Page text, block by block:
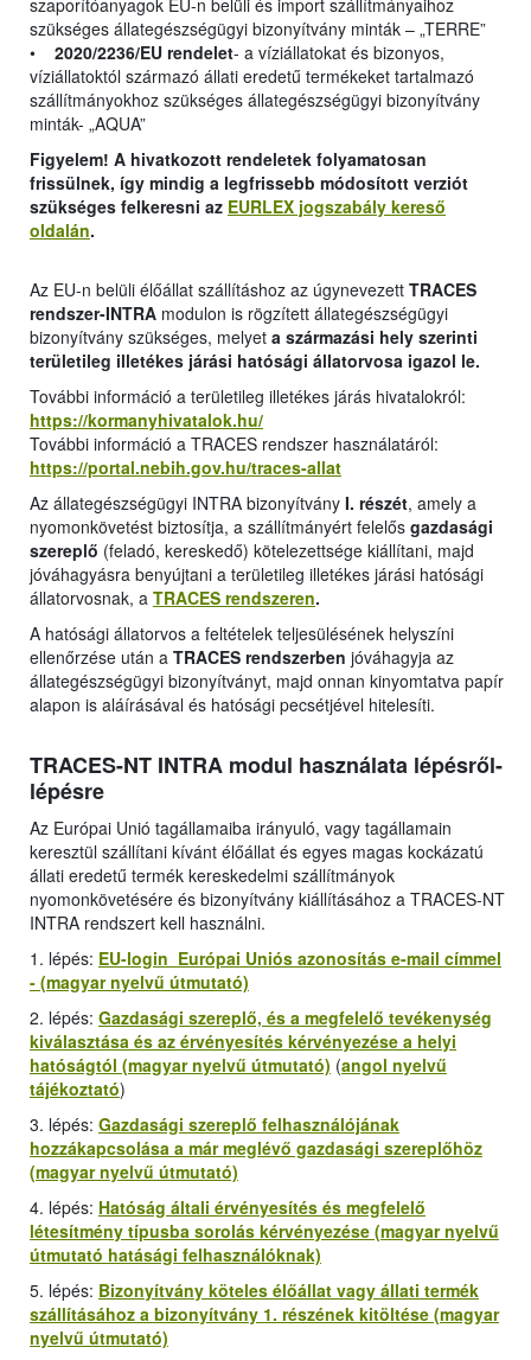
szaporítóanyagok EU-n belüli és import szállítmányaihoz
szükséges állategészségügyi bizonyítvány minták – „TERRE”
• 2020/2236/EU rendelet- a víziállatokat és bizonyos,
víziállatoktól származó állati eredetű termékeket tartalmazó
szállítmányokhoz szükséges állategészségügyi bizonyítvány
minták- „AQUA”
Figyelem! A hivatkozott rendeletek folyamatosan
frissülnek, így mindig a legfrissebb módosított verziót
szükséges felkeresni az EURLEX jogszabály kereső
oldalán.
Az EU-n belüli élőállat szállításhoz az úgynevezett TRACES
rendszer-INTRA modulon is rögzített állategészségügyi
bizonyítvány szükséges, melyet a származási hely szerinti
területileg illetékes járási hatósági állatorvosa igazol le.
További információ a területileg illetékes járás hivatalokról:
https://kormanyhivatalok.hu/
További információ a TRACES rendszer használatáról:
https://portal.nebih.gov.hu/traces-allat
Az állategészségügyi INTRA bizonyítvány I. részét, amely a
nyomonkövetést biztosítja, a szállítmányért felelős gazdasági
szereplő (feladó, kereskedő) kötelezettsége kiállítani, majd
jóváhagyásra benyújtani a területileg illetékes járási hatósági
állatorvosnak, a TRACES rendszeren.
A hatósági állatorvos a feltételek teljesülésének helyszíni
ellenőrzése után a TRACES rendszerben jóváhagyja az
állategészségügyi bizonyítványt, majd onnan kinyomtatva papír
alapon is aláírásával és hatósági pecsétjével hitelesíti.
TRACES-NT INTRA modul használata lépésről-
lépésre
Az Európai Unió tagállamaiba irányuló, vagy tagállamain
keresztül szállítani kívánt élőállat és egyes magas kockázatú
állati eredetű termék kereskedelmi szállítmányok
nyomonkövetésére és bizonyítvány kiállításához a TRACES-NT
INTRA rendszert kell használni.
1. lépés: EU-login Európai Uniós azonosítás e-mail címmel
- (magyar nyelvű útmutató)
2. lépés: Gazdasági szereplő, és a megfelelő tevékenység
kiválasztása és az érvényesítés kérvényezése a helyi
hatóságtól (magyar nyelvű útmutató) (angol nyelvű
tájékoztató)
3. lépés: Gazdasági szereplő felhasználójának
hozzákapcsolása a már meglévő gazdasági szereplőhöz
(magyar nyelvű útmutató)
4. lépés: Hatóság általi érvényesítés és megfelelő
létesítmény típusba sorolás kérvényezése (magyar nyelvű
útmutató hatásági felhasználóknak)
5. lépés: Bizonyítvány köteles élőállat vagy állati termék
szállításához a bizonyítvány 1. részének kitöltése (magyar
nyelvű útmutató)